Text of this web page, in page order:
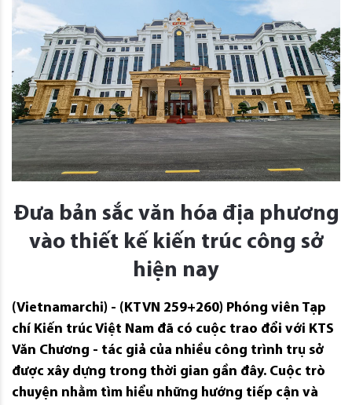
Đưa bản sắc văn hóa địa phương
vào thiết kế kiến trúc công sở
hiện nay
(Vietnamarchi) - (KTVN 259+260) Phóng viên Tạp
chí Kiến trúc Việt Nam đã có cuộc trao đổi với KTS
Văn Chương - tác giả của nhiều công trình trụ sở
được xây dựng trong thời gian gần đây. Cuộc trò
chuyện nhằm tìm hiểu những hướng tiếp cận và